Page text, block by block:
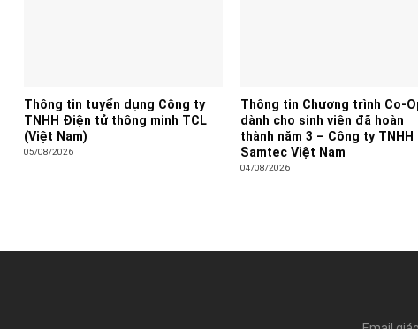
Thông tin tuyển dụng Công ty
TNHH Điện tử thông minh TCL
(Việt Nam)
05/08/2026
Thông tin Chương trình Co-
dành cho sinh viên đã hoàn
thành năm 3 – Công ty TNHH
Samtec Việt Nam
04/08/2026